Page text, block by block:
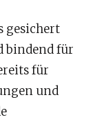
gesichert
bindend für
für
und